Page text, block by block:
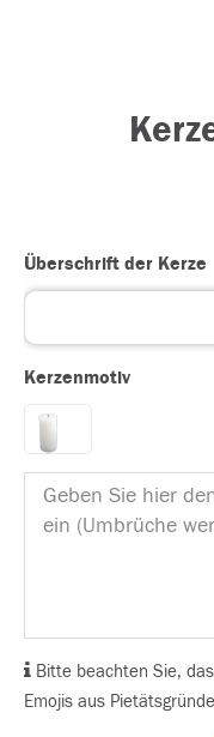
Überschrift der Kerze
Kerzenmotiv
Bitte beachten Sie,
Emojis aus